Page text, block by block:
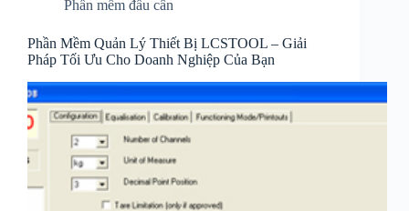
Phần mềm đầu cân
Phần Mềm Quản Lý Thiết Bị LCSTOOL – Giải
Pháp Tối Ưu Cho Doanh Nghiệp Của Bạn